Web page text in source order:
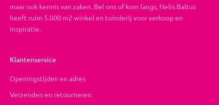
maar ook kennis van zaken. Bel ons of kom langs, Nelis Baltus
heeft ruim 5.000 m2 winkel en tuinderij voor verkoop en
inspiratie.
Klantenservice
Openingstijden en adres
Verzenden en retourneren